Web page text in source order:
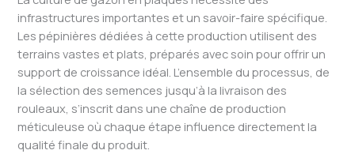
infrastructures importantes et un savoir-faire spécifique.
Les pépinières dédiées à cette production utilisent des
terrains vastes et plats, préparés avec soin pour offrir un
support de croissance idéal. L’ensemble du processus, de
la sélection des semences jusqu’à la livraison des
rouleaux, s’inscrit dans une chaîne de production
méticuleuse où chaque étape influence directement la
qualité finale du produit.